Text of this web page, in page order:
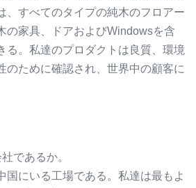
、すべてのタイプの純木のフロアー
の家具、ドアおよびWindowsを含
る。私達のプロダクトは良質、環境
のために確認され、世界中の顧客に
であるか。
国にいる工場である。私達は最もよ